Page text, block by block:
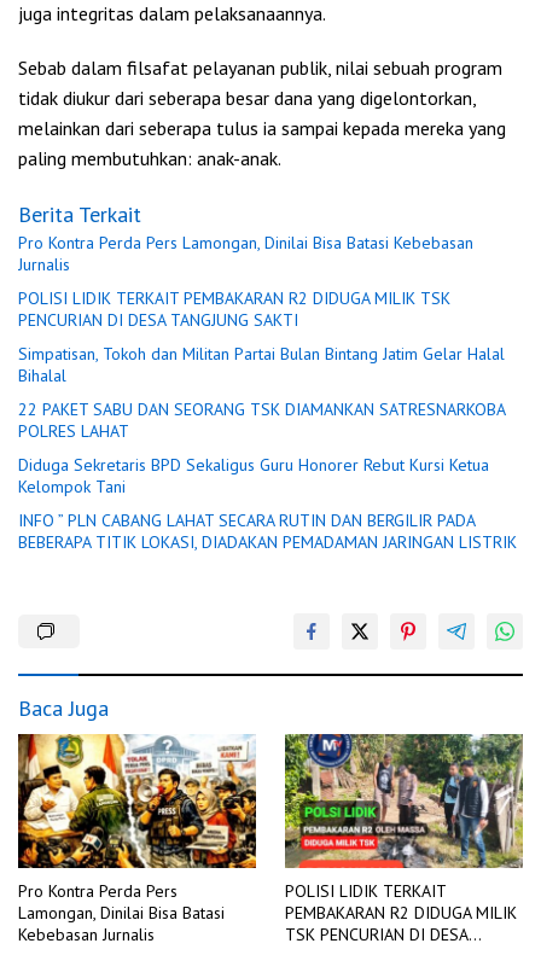
juga integritas dalam pelaksanaannya.
Sebab dalam filsafat pelayanan publik, nilai sebuah program
tidak diukur dari seberapa besar dana yang digelontorkan,
melainkan dari seberapa tulus ia sampai kepada mereka yang
paling membutuhkan: anak-anak.
Berita Terkait
Pro Kontra Perda Pers Lamongan, Dinilai Bisa Batasi Kebebasan
Jurnalis
POLISI LIDIK TERKAIT PEMBAKARAN R2 DIDUGA MILIK TSK
PENCURIAN DI DESA TANGJUNG SAKTI
Simpatisan, Tokoh dan Militan Partai Bulan Bintang Jatim Gelar Halal
Bihalal
22 PAKET SABU DAN SEORANG TSK DIAMANKAN SATRESNARKOBA
POLRES LAHAT
Diduga Sekretaris BPD Sekaligus Guru Honorer Rebut Kursi Ketua
Kelompok Tani
INFO ” PLN CABANG LAHAT SECARA RUTIN DAN BERGILIR PADA
BEBERAPA TITIK LOKASI, DIADAKAN PEMADAMAN JARINGAN LISTRIK
Baca Juga
Pro Kontra Perda Pers
Lamongan, Dinilai Bisa Batasi
Kebebasan Jurnalis
POLISI LIDIK TERKAIT
PEMBAKARAN R2 DIDUGA MILIK
TSK PENCURIAN DI DESA